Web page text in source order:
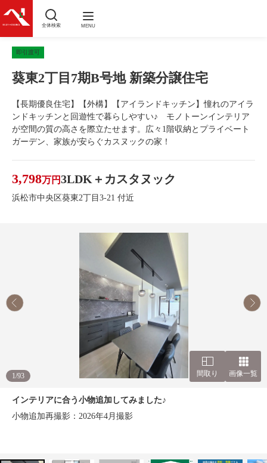
全体検索 MENU
即引渡可
葵東2丁目7期B号地 新築分譲住宅
【長期優良住宅】【外構】【アイランドキッチン】憧れのアイラ
ンドキッチンと回遊性で暮らしやすい♪ モノトーンインテリア
が空間の質の高さを際立たせます。広々1階収納とプライベート
ガーデン、家族が安らぐカスヌックの家！
3,798万円3LDK＋カスタヌック
浜松市中央区葵東2丁目3-21 付近
1/93 間取り 画像一覧
インテリアに合う小物追加してみました♪
小物追加再撮影：2026年4月撮影